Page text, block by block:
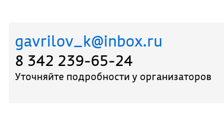
gavrilov_k@inbox.ru
8 342 239-65-24
Уточняйте подробности у организаторов